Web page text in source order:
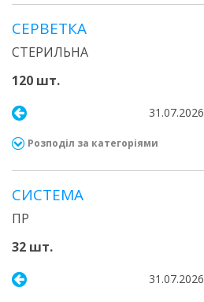
СЕРВЕТКА
СТЕРИЛЬНА
120 шт.
31.07.2026
Розподіл за категоріями
СИСТЕМА
ПР
32 шт.
31.07.2026